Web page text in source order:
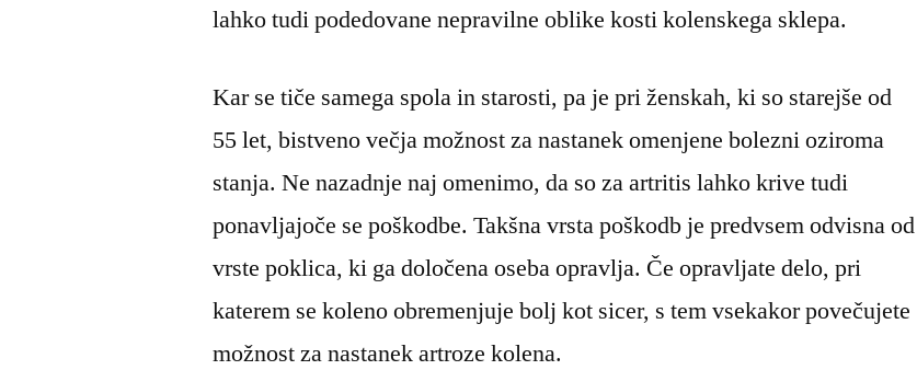
lahko tudi podedovane nepravilne oblike kosti kolenskega sklepa.
Kar se tiče samega spola in starosti, pa je pri ženskah, ki so starejše od
55 let, bistveno večja možnost za nastanek omenjene bolezni oziroma
stanja. Ne nazadnje naj omenimo, da so za artritis lahko krive tudi
ponavljajoče se poškodbe. Takšna vrsta poškodb je predvsem odvisna od
vrste poklica, ki ga določena oseba opravlja. Če opravljate delo, pri
katerem se koleno obremenjuje bolj kot sicer, s tem vsekakor povečujete
možnost za nastanek artroze kolena.